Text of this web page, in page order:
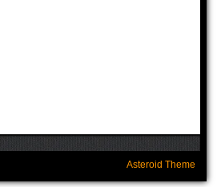
Asteroid Theme